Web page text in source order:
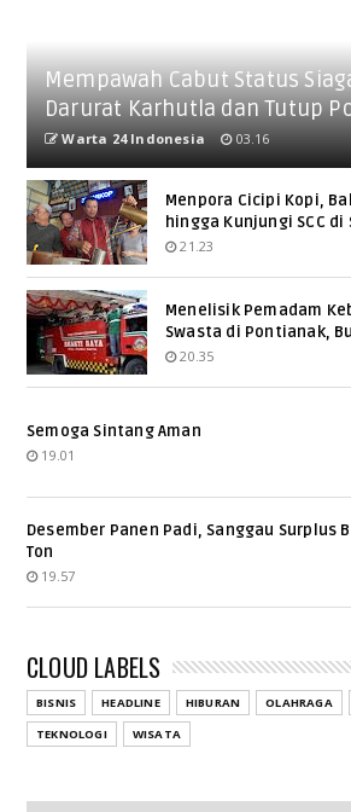
Mempawah Cabut Status
Darurat Karhutla dan Tutup
Warta 24 Indonesia 03.16
Menpora Cicipi Kopi,
hingga Kunjungi SCC di
21.23
Menelisik Pemadam
Swasta di Pontianak,
20.35
Semoga Sintang Aman
19.01
Desember Panen Padi, Sanggau Surplus
Ton
19.57
CLOUD LABELS
BISNIS HEADLINE HIBURAN OLAHRAGA
TEKNOLOGI
WISATA